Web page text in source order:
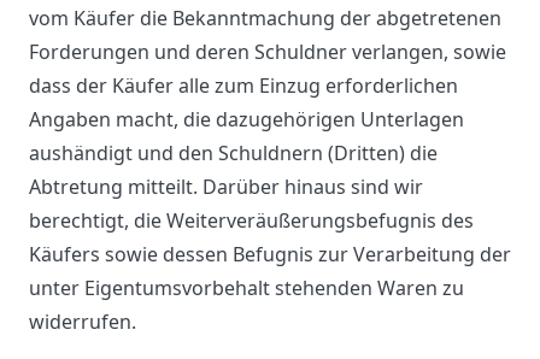
vom Käufer die Bekanntmachung der abgetretenen
Forderungen und deren Schuldner verlangen, sowie
dass der Käufer alle zum Einzug erforderlichen
Angaben macht, die dazugehörigen Unterlagen
aushändigt und den Schuldnern (Dritten) die
Abtretung mitteilt. Darüber hinaus sind wir
berechtigt, die Weiterveräußerungsbefugnis des
Käufers sowie dessen Befugnis zur Verarbeitung der
unter Eigentumsvorbehalt stehenden Waren zu
widerrufen.